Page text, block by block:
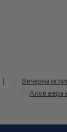
Вечерна
Алое вера